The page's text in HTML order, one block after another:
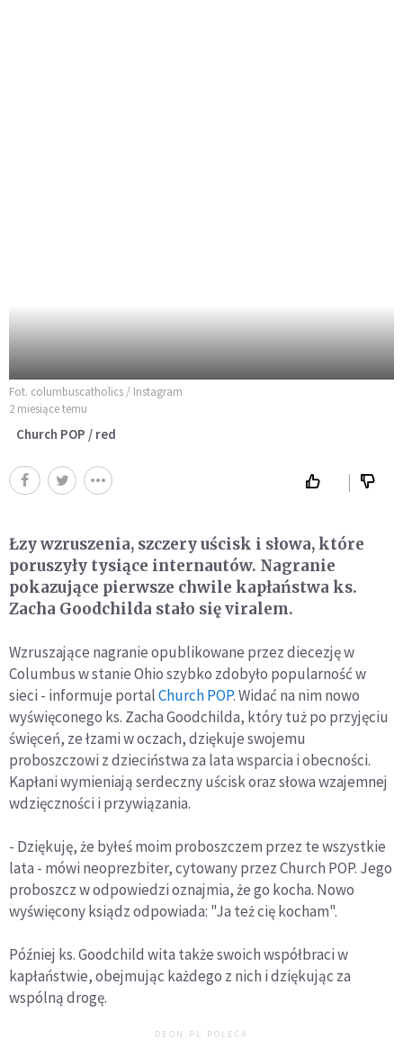
Fot. columbuscatholics / Instagram
2 miesiące temu
Church POP / red
Łzy wzruszenia, szczery uścisk i słowa, które
poruszyły tysiące internautów. Nagranie
pokazujące pierwsze chwile kapłaństwa ks.
Zacha Goodchilda stało się viralem.
Wzruszające nagranie opublikowane przez diecezję w
Columbus w stanie Ohio szybko zdobyło popularność w
sieci - informuje portalChurch POP. Widać na nim nowo
wyświęconego ks. Zacha Goodchilda, który tuż po przyjęciu
święceń, ze łzami w oczach, dziękuje swojemu
proboszczowi z dzieciństwa za lata wsparcia i obecności.
Kapłani wymieniają serdeczny uścisk oraz słowa wzajemnej
wdzięczności i przywiązania.
- Dziękuję, że byłeś moim proboszczem przez te wszystkie
lata - mówi neoprezbiter, cytowany przez Church POP. Jego
proboszcz w odpowiedzi oznajmia, że go kocha. Nowo
wyświęcony ksiądz odpowiada: "Ja też cię kocham".
Później ks. Goodchild wita także swoich współbraci w
kapłaństwie, obejmując każdego z nich i dziękując za
wspólną drogę.
DEON.PL POLECA